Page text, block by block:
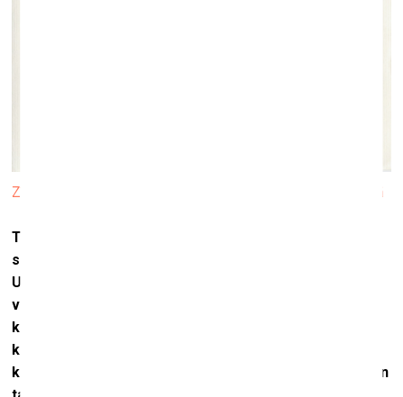
Zīmējums izstādē “Rokas stiepiena attālumā” ISSP Galerijā
Taņa Muravska, māksliniece no Igaunijas ar ukraiņu
saknēm un radiniekiem gan Donbasā, gan “ukraiņu
Ukrainā”, man stāstīja, ka 2014. gada situācijas dēļ viņi
visi bija ļoti sastrīdējušies. Un viņa sāka uzņemt filmu,
kurā viņi visi pauda savu skatpunktu, savu pozīciju, un
kaut kā, pateicoties šai filmai, viņi spēja atsākt
komunicēt – it kā būtu kaut ko izteikuši, parunājušies un